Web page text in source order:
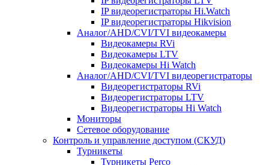
IP видеорегистраторы Hi.Watch
IP видеорегистраторы Hikvision
Аналог/AHD/CVI/TVI видеокамеры
Видеокамеры RVi
Видеокамеры LTV
Видеокамеры Hi Watch
Аналог/AHD/CVI/TVI видеорегистраторы
Видеорегистраторы RVi
Видеорегистраторы LTV
Видеорегистраторы Hi Watch
Мониторы
Сетевое оборудование
Контроль и управление доступом (СКУД)
Турникеты
Турникеты Perco